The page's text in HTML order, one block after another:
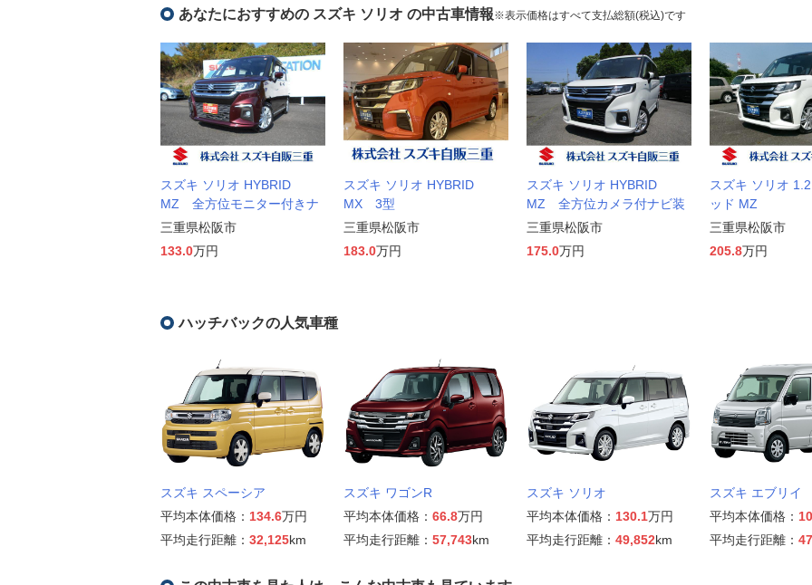
あなたにおすすめの スズキ ソリオ の中古車情報※表示価格はすべて支払総額(税込)です
スズキ ソリオ HYBRID
MZ 全方位モニター付きナ
三重県松阪市
133.0万円
スズキ ソリオ HYBRID
MX 3型
三重県松阪市
183.0万円
スズキ ソリオ HYBRID
MZ 全方位カメラ付ナビ装
三重県松阪市
175.0万円
スズキ ソリオ
ッド MZ
三重県松阪市
205.8万円
ハッチバックの人気車種
スズキ スペーシア
平均本体価格： 134.6万円
平均走行距離： 32,125km
スズキ ワゴンR
平均本体価格： 66.8万円
平均走行距離： 57,743km
スズキ ソリオ
平均本体価格： 130.1万円
平均走行距離： 49,852km
スズキ エブリイ
平均本体価格：
平均走行距離：